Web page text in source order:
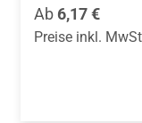
Regulärer Preis:
Ab 6,17 €
Preise inkl.